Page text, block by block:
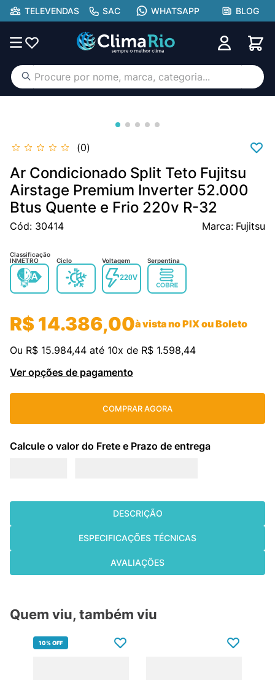
TELEVENDAS SAC WHATSAPP BLOG
Procure por nome, marca, categoria...
0
Ar Condicionado Split Teto Fujitsu
Airstage Premium Inverter 52.000
Btus Quente e Frio 220v R-32
Cód: 30414 Fujitsu
Classificação
INMETRO
Ciclo Voltagem Serpentina
R$14.386,00à vista no PIX ou Boleto
Ou R$ 15.984,44 até 10x de R$ 1.598,44
Ver opções de pagamento
COMPRAR AGORA
DESCRIÇÃO
ESPECIFICAÇÕES TÉCNICAS
AVALIAÇÕES
Quem viu, também viu
10%OFF
2º aufit
4º hisense portátil
5º tcl
6º hisense
7º midea
8º
9º cassete
10º freezer